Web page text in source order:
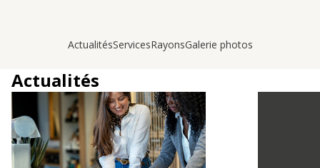
ActualitésServicesRayonsGalerie photos
Actualités